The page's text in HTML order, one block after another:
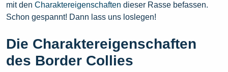
mit den Charaktereigenschaften dieser Rasse befassen.
Schon gespannt! Dann lass uns loslegen!
Die Charaktereigenschaften
des Border Collies